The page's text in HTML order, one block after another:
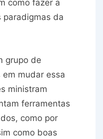
como fazer a
paradigmas da
grupo de
mudar essa
ministram
ferramentas
como por
como boas